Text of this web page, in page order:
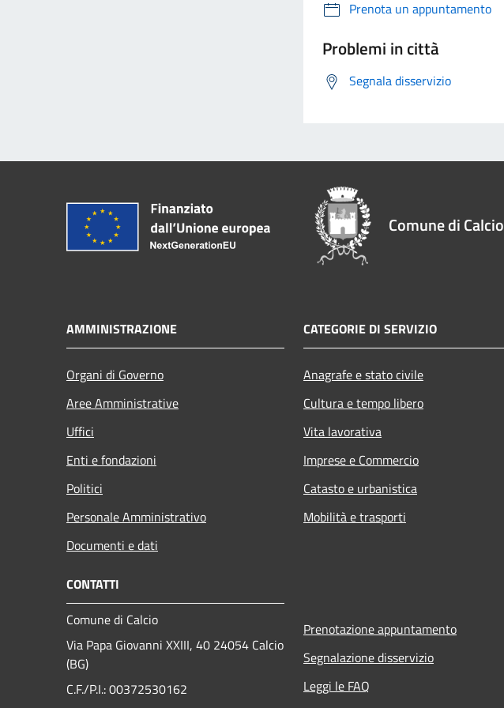
Prenota un appuntamento
Problemi in città
Segnala disservizio
Comune di Calcio
AMMINISTRAZIONE
Organi di Governo
Aree Amministrative
Uffici
Enti e fondazioni
Politici
Personale Amministrativo
Documenti e dati
CATEGORIE DI SERVIZIO
Anagrafe e stato civile
Cultura e tempo libero
Vita lavorativa
Imprese e Commercio
Catasto e urbanistica
Mobilità e trasporti
CONTATTI
Comune di Calcio
Via Papa Giovanni XXIII, 40 24054 Calcio
(BG)
C.F./P.I.: 00372530162
Prenotazione appuntamento
Segnalazione disservizio
Leggi le FAQ